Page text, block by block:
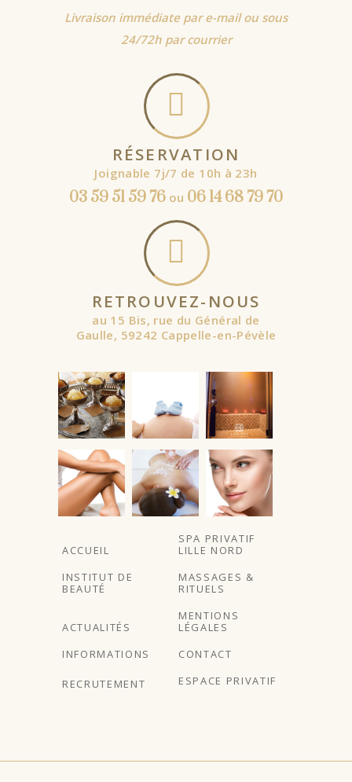
Livraison immédiate par e-mail ou sous
24/72h par courrier
RÉSERVATION
Joignable 7j/7 de 10h à 23h
03 59 51 59 76 ou 06 14 68 79 70
RETROUVEZ-NOUS
au 15 Bis, rue du Général de
Gaulle, 59242 Cappelle-en-Pévèle
ACCUEIL
SPA PRIVATIF
LILLE NORD
INSTITUT DE
BEAUTÉ
MASSAGES &
RITUELS
ACTUALITÉS
MENTIONS
LÉGALES
INFORMATIONS
CONTACT
RECRUTEMENT ESPACE PRIVATIF